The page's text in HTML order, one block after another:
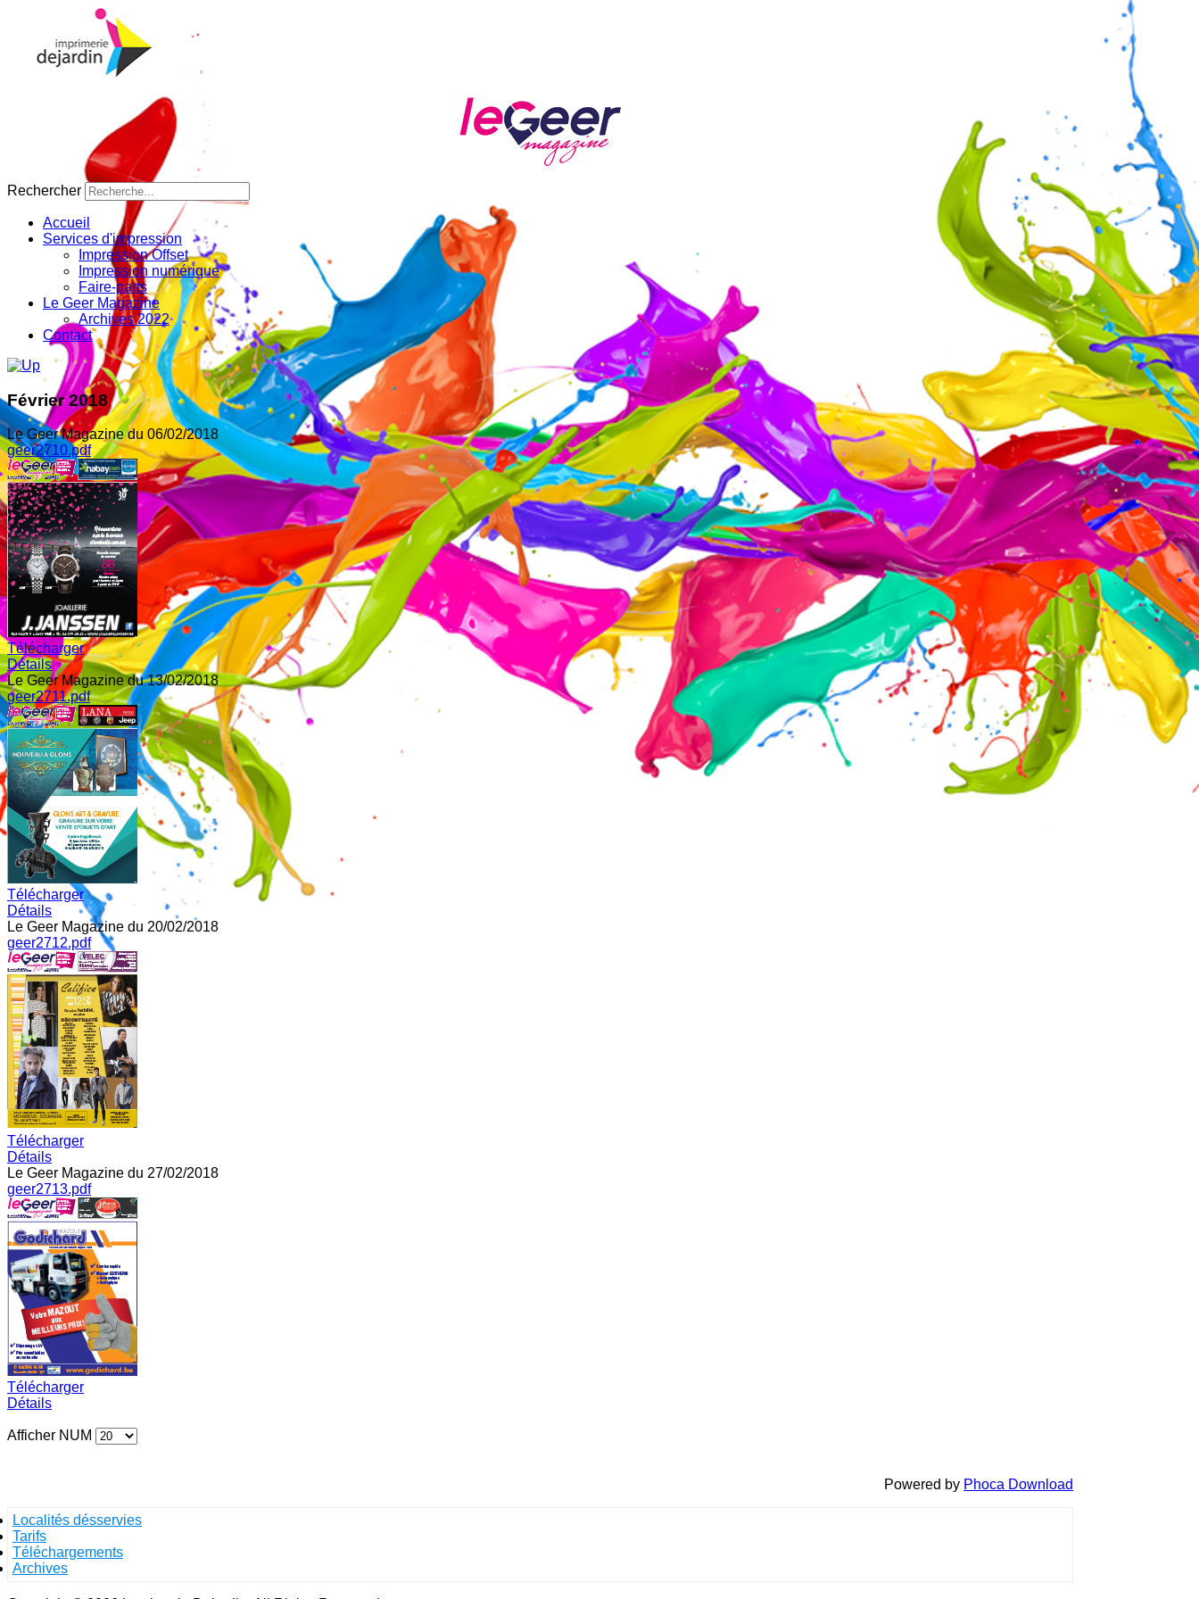
Rechercher
Accueil
Services d'impression
Impression Offset
Impression numérique
Faire-parts
Le Geer Magazine
Archives 2022
Contact
Février 2018
Le Geer Magazine du 06/02/2018
geer2710.pdf
Télécharger
Détails
Le Geer Magazine du 13/02/2018
geer2711.pdf
Télécharger
Détails
Le Geer Magazine du 20/02/2018
geer2712.pdf
Télécharger
Détails
Le Geer Magazine du 27/02/2018
geer2713.pdf
Télécharger
Détails
Afficher NUM
Powered by Phoca Download
Localités désservies
Tarifs
Téléchargements
Archives